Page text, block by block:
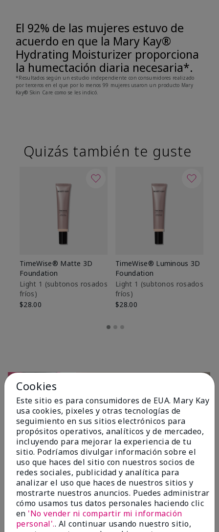
El 92% de las mujeres estuvo de
acuerdo en que la Mary Kay®
Hydrating Moisturizer proporciona
la humectación diaria necesaria*.
*Resultados según un estudio independiente con consumidores realizado
por terceros en el que por lo menos 99 mujeres usaron un producto Mary
Kay® Skin Care como se les indicó.
Quizás también te guste
TimeWise® Matte 3D
Foundation
Light 1​ (subtonos rosados
fríos)
$28.00
TimeWise® Luminous 3D
Foundation
Light 1​ (subtonos rosados
fríos)
$28.00
OPINIONES
4.7
10 Reseñas
Cookies
Este sitio es para consumidores de EUA. Mary Kay
usa cookies, pixeles y otras tecnologías de
seguimiento en sus sitios electrónicos para
propósitos operativos, analíticos y de mercadeo,
incluyendo para mejorar la experiencia de tu
sitio. Podríamos divulgar información sobre el
uso que haces del sitio con nuestros socios de
redes sociales, publicidad y analítica para
analizar el uso que haces de nuestros sitios y
mostrarte nuestros anuncios. Puedes administrar
cómo usamos tus datos personales haciendo clic
en 'No vender ni compartir mi información
personal'.. Al continuar usando nuestro sitio,